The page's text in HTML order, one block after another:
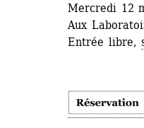
Mercredi 12
Aux
Entrée libre,